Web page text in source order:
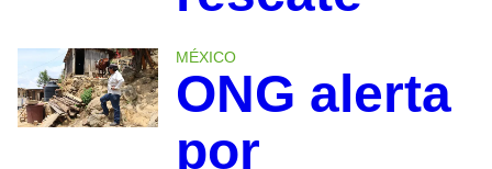
MÉXICO
ONG alerta
por